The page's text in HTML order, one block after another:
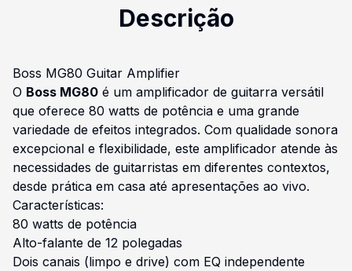
Descrição
Boss MG80 Guitar Amplifier
O Boss MG80 é um amplificador de guitarra versátil
que oferece 80 watts de potência e uma grande
variedade de efeitos integrados. Com qualidade sonora
excepcional e flexibilidade, este amplificador atende às
necessidades de guitarristas em diferentes contextos,
desde prática em casa até apresentações ao vivo.
Características:
80 watts de potência
Alto-falante de 12 polegadas
Dois canais (limpo e drive) com EQ independente